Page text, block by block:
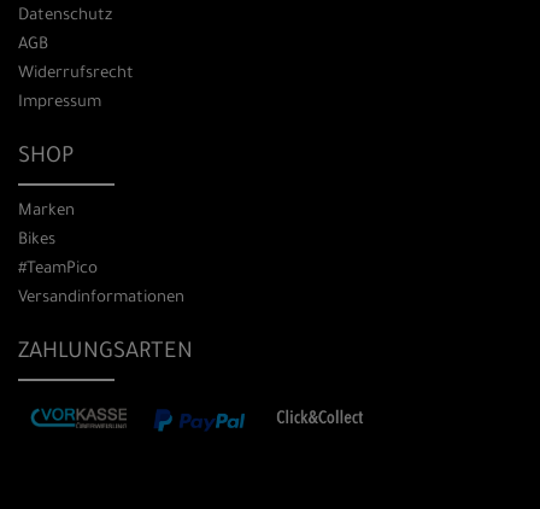
Datenschutz
AGB
Widerrufsrecht
Impressum
SHOP
Marken
Bikes
#TeamPico
Versandinformationen
ZAHLUNGSARTEN